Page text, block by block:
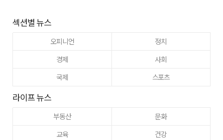
섹션별 뉴스
오피니언
정치
경제
사회
국제
스포츠
라이프 뉴스
부동산
문화
교육
건강